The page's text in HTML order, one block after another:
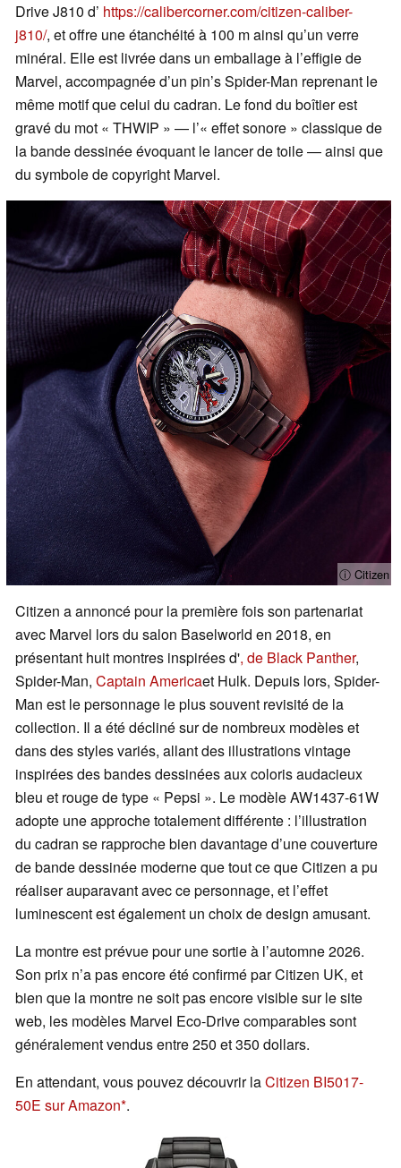
Drive J810 d’ https://calibercorner.com/citizen-caliber-
j810/, et offre une étanchéité à 100 m ainsi qu’un verre
minéral. Elle est livrée dans un emballage à l’effigie de
Marvel, accompagnée d’un pin’s Spider-Man reprenant le
même motif que celui du cadran. Le fond du boîtier est
gravé du mot « THWIP » — l’« effet sonore » classique de
la bande dessinée évoquant le lancer de toile — ainsi que
du symbole de copyright Marvel.
ⓘ Citizen
Citizen a annoncé pour la première fois son partenariat
avec Marvel lors du salon Baselworld en 2018, en
présentant huit montres inspirées d', de Black Panther,
Spider-Man, Captain Americaet Hulk. Depuis lors, Spider-
Man est le personnage le plus souvent revisité de la
collection. Il a été décliné sur de nombreux modèles et
dans des styles variés, allant des illustrations vintage
inspirées des bandes dessinées aux coloris audacieux
bleu et rouge de type « Pepsi ». Le modèle AW1437-61W
adopte une approche totalement différente : l’illustration
du cadran se rapproche bien davantage d’une couverture
de bande dessinée moderne que tout ce que Citizen a pu
réaliser auparavant avec ce personnage, et l’effet
luminescent est également un choix de design amusant.
La montre est prévue pour une sortie à l’automne 2026.
Son prix n’a pas encore été confirmé par Citizen UK, et
bien que la montre ne soit pas encore visible sur le site
web, les modèles Marvel Eco-Drive comparables sont
généralement vendus entre 250 et 350 dollars.
En attendant, vous pouvez découvrir laCitizen BI5017-
50E sur Amazon .